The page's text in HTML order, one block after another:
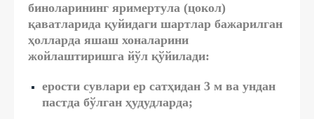
биноларининг яримертула (цокол)
қаватларида қуйидаги шартлар бажарилган
ҳолларда яшаш хоналарини
жойлаштиришга йўл қўйилади:
ерости сувлари ер сатҳидан 3 м ва ундан
пастда бўлган ҳудудларда;